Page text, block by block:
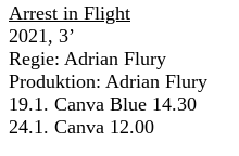
Arrest in Flight
2021, 3’
Regie: Adrian Flury
Produktion: Adrian Flury
19.1. Canva Blue 14.30
24.1. Canva 12.00